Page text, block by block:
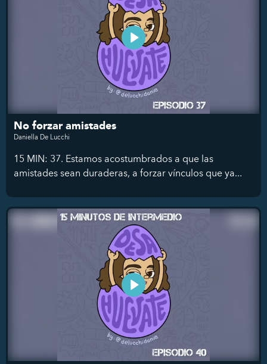
No forzar amistades
Daniella De Lucchi
15 MIN: 37. Estamos acostumbrados a que las
amistades sean duraderas, a forzar vínculos que ya...